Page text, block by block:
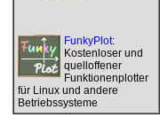
FunkyPlot:
Kostenloser und
quelloffener
Funktionenplotter
für Linux und andere
Betriebssysteme